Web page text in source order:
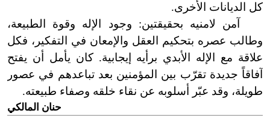
كل الديانات الأخرى.
آمن لامنيه بحقيقتين: وجود الإله وقوة الطبيعة،
وطالب عصره بتحكيم العقل والإمعان في التفكير، فكل
علاقة مع الإله الأبدي برأيه إيجابية. كان يأمل أن يفتح
آفاقاً جديدة تقرّب بين المؤمنين بعد تباعدهم في عصور
طويلة، وقد عبّر أسلوبه عن نقاء خلقه وصفاء طبيعته.
حنان المالكي